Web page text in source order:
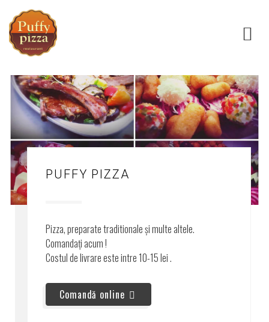
PUFFY PIZZA
Pizza, preparate traditionale și multe altele.
Comandați acum !
Costul de livrare este intre 10-15 lei .
Comandă online